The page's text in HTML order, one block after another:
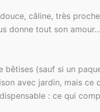
câline, très
donne tout son
bêtises (sauf si un
avec jardin, mais ce
: ce qui